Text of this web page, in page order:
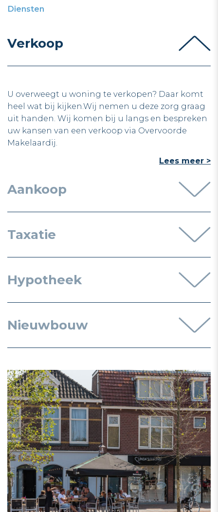
Diensten
Verkoop
U overweegt u woning te verkopen? Daar komt
heel wat bij kijken.Wij nemen u deze zorg graag
uit handen. Wij komen bij u langs en bespreken
uw kansen van een verkoop via Overvoorde
Makelaardij.
Lees meer >
Aankoop
Taxatie
Hypotheek
Nieuwbouw